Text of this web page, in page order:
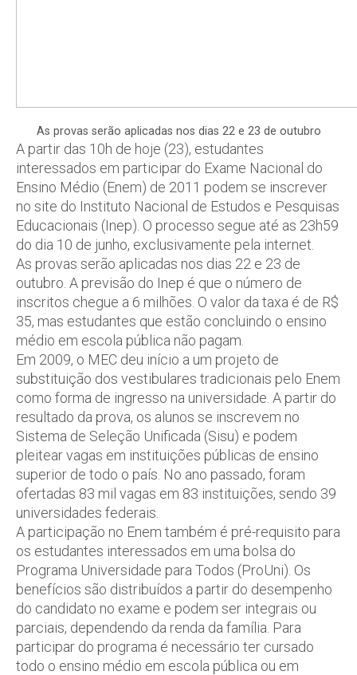
As provas serão aplicadas nos dias 22 e 23 de outubro
A partir das 10h de hoje (23), estudantes
interessados em participar do Exame Nacional do
Ensino Médio (Enem) de 2011 podem se inscrever
no site do Instituto Nacional de Estudos e Pesquisas
Educacionais (Inep). O processo segue até as 23h59
do dia 10 de junho, exclusivamente pela internet.
As provas serão aplicadas nos dias 22 e 23 de
outubro. A previsão do Inep é que o número de
inscritos chegue a 6 milhões. O valor da taxa é de R$
35, mas estudantes que estão concluindo o ensino
médio em escola pública não pagam.
Em 2009, o MEC deu início a um projeto de
substituição dos vestibulares tradicionais pelo Enem
como forma de ingresso na universidade. A partir do
resultado da prova, os alunos se inscrevem no
Sistema de Seleção Unificada (Sisu) e podem
pleitear vagas em instituições públicas de ensino
superior de todo o país. No ano passado, foram
ofertadas 83 mil vagas em 83 instituições, sendo 39
universidades federais.
A participação no Enem também é pré-requisito para
os estudantes interessados em uma bolsa do
Programa Universidade para Todos (ProUni). Os
benefícios são distribuídos a partir do desempenho
do candidato no exame e podem ser integrais ou
parciais, dependendo da renda da família. Para
participar do programa é necessário ter cursado
todo o ensino médio em escola pública ou em